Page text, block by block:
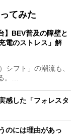
てみた
】BEV普及の障壁と
電のストレス」解
フト」の潮流も、
。…
感した「フォレスタ
のには理由があっ